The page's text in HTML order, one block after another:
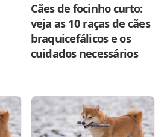
Cães de focinho curto:
veja as 10 raças de cães
braquicefálicos e os
cuidados necessários